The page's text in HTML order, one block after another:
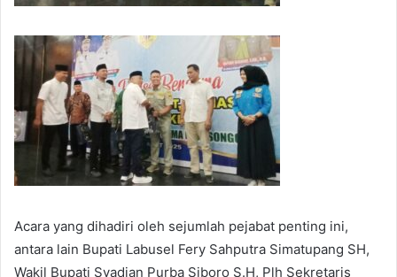
Acara yang dihadiri oleh sejumlah pejabat penting ini,
antara lain Bupati Labusel Fery Sahputra Simatupang SH,
Wakil Bupati Syadian Purba Siboro S.H, Plh Sekretaris